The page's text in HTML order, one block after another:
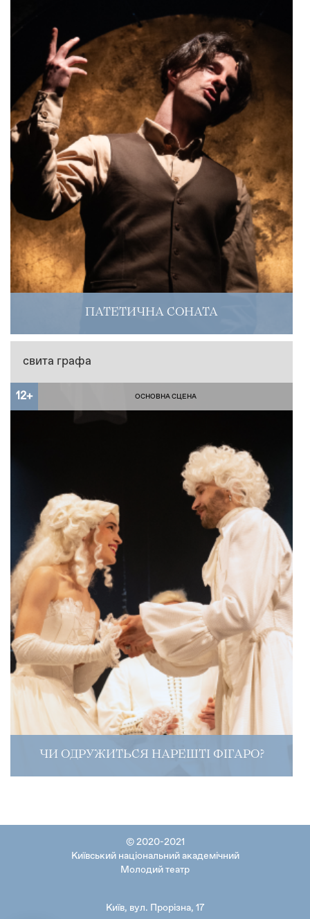
ПАТЕТИЧНА СОНАТА
свита графа
12+ ОСНОВНА СЦЕНА
ЧИ ОДРУЖИТЬСЯ НАРЕШТІ ФІГАРО?
© 2020-2021
Київський національний академічний
Молодий театр
Київ, вул. Прорізна, 17